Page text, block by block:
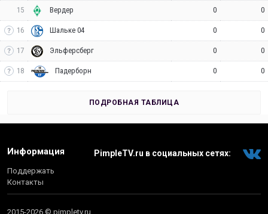
15 Вердер 0 0
16 Шальке 04 0 0
17 Эльферсберг 0 0
18 Падерборн 0 0
ПОДРОБНАЯ ТАБЛИЦА
Информация
Поддержать
Контакты
PimpleTV.ru в социальных сетях:
2015-2026 © pimpletv.ru